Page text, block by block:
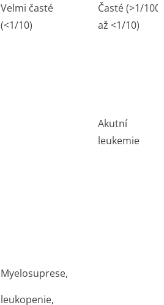
Velmi časté
(<1/10)
Časté (>1/100
až <1/10)
Akutní
leukemie
Myelosuprese,
leukopenie,